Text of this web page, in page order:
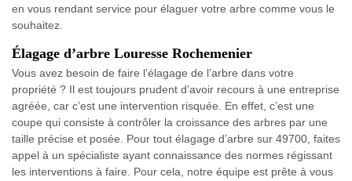
en vous rendant service pour élaguer votre arbre comme vous le
souhaitez.
Élagage d’arbre Louresse Rochemenier
Vous avez besoin de faire l’élagage de l’arbre dans votre
propriété ? Il est toujours prudent d’avoir recours à une entreprise
agréée, car c’est une intervention risquée. En effet, c’est une
coupe qui consiste à contrôler la croissance des arbres par une
taille précise et posée. Pour tout élagage d’arbre sur 49700, faites
appel à un spécialiste ayant connaissance des normes régissant
les interventions à faire. Pour cela, notre équipe est prête à vous